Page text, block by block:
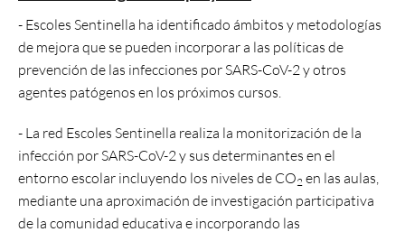
- Escoles Sentinella ha identificado ámbitos y metodologías
de mejora que se pueden incorporar a las políticas de
prevención de las infecciones por SARS-CoV-2 y otros
agentes patógenos en los próximos cursos.
- La red Escoles Sentinella realiza la monitorización de la
infección por SARS-CoV-2 y sus determinantes en el
entorno escolar incluyendo los niveles de CO2 en las aulas,
mediante una aproximación de investigación participativa
de la comunidad educativa e incorporando las